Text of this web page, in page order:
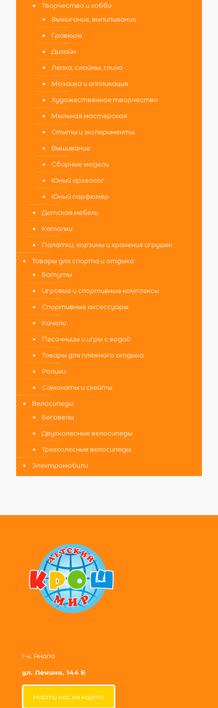
Творчество и хобби
Выжигание, выпиливание
Гравюры
Дизайн
Лепка, слаймы, глина
Мозаика и аппликация
Художественное творчество
Мыльная мастерская
Опыты и эксперименты
Вышивание
Сборные модели
Юный археолог
Юный парфюмер
Детская мебель
Каталки
Палатки, корзины и хранение игрушек
Товары для спорта и отдыха
Батуты
Игровые и спортивные комплексы
Спортивные аксессуары
Качели
Песочницы и игры с водой
Товары для пляжного отдыха
Ролики
Самокаты и скейты
Велосипеды
Беговелы
Двухколесные велосипеды
Трехколесные велосипеды
Электромобили
г-к. Анапа
ул. Ленина, 144 Б
Найти нас на карте